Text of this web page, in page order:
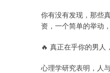
你有没有发现，那些
资，一个简单的举动
🔥 真正在乎你的男人
心理学研究表明，人